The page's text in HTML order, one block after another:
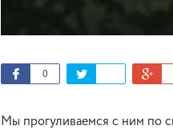
0
Мы прогуливаемся с ним по